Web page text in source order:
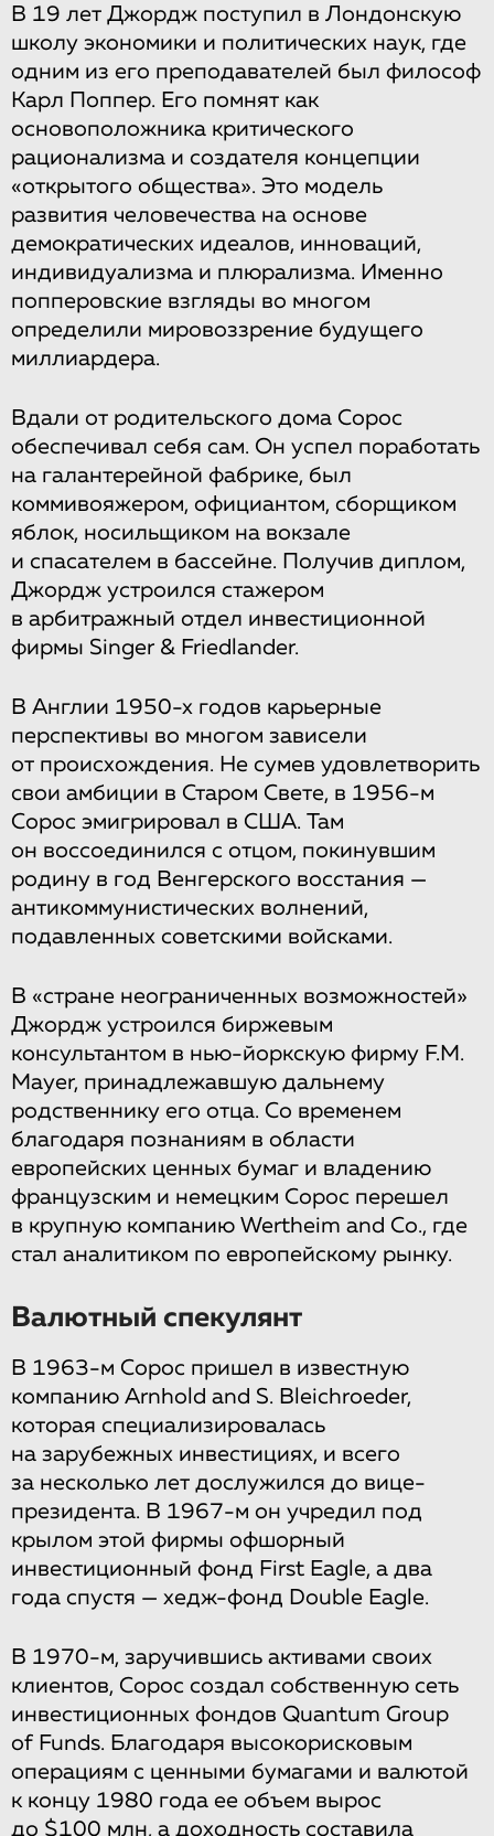
В 19 лет Джордж поступил в Лондонскую
школу экономики и политических наук, где
одним из его преподавателей был философ
Карл Поппер. Его помнят как
основоположника критического
рационализма и создателя концепции
«открытого общества». Это модель
развития человечества на основе
демократических идеалов, инноваций,
индивидуализма и плюрализма. Именно
попперовские взгляды во многом
определили мировоззрение будущего
миллиардера.
Вдали от родительского дома Сорос
обеспечивал себя сам. Он успел поработать
на галантерейной фабрике, был
коммивояжером, официантом, сборщиком
яблок, носильщиком на вокзале
и спасателем в бассейне. Получив диплом,
Джордж устроился стажером
в арбитражный отдел инвестиционной
фирмы Singer & Friedlander.
В Англии 1950-х годов карьерные
перспективы во многом зависели
от происхождения. Не сумев удовлетворить
свои амбиции в Старом Свете, в 1956-м
Сорос эмигрировал в США. Там
он воссоединился с отцом, покинувшим
родину в год Венгерского восстания —
антикоммунистических волнений,
подавленных советскими войсками.
В «стране неограниченных возможностей»
Джордж устроился биржевым
консультантом в нью-йоркскую фирму F.M.
Mayer, принадлежавшую дальнему
родственнику его отца. Со временем
благодаря познаниям в области
европейских ценных бумаг и владению
французским и немецким Сорос перешел
в крупную компанию Wertheim and Co., где
стал аналитиком по европейскому рынку.
Валютный спекулянт
В 1963-м Сорос пришел в известную
компанию Arnhold and S. Bleichroeder,
которая специализировалась
на зарубежных инвестициях, и всего
за несколько лет дослужился до вице-
президента. В 1967-м он учредил под
крылом этой фирмы офшорный
инвестиционный фонд First Eagle, а два
года спустя — хедж-фонд Double Eagle.
В 1970-м, заручившись активами своих
клиентов, Сорос создал собственную сеть
инвестиционных фондов Quantum Group
of Funds. Благодаря высокорисковым
операциям с ценными бумагами и валютой
к концу 1980 года ее объем вырос
до $100 млн, а доходность составила